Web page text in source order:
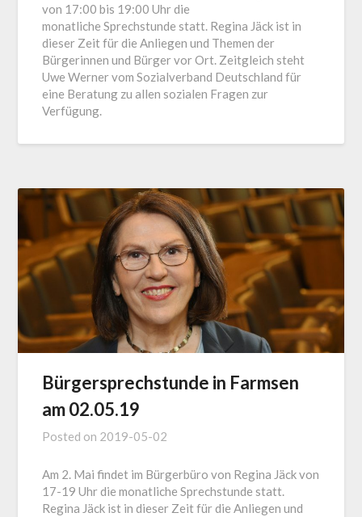
von 17:00 bis 19:00 Uhr die
monatliche Sprechstunde statt. Regina Jäck ist in
dieser Zeit für die Anliegen und Themen der
Bürgerinnen und Bürger vor Ort. Zeitgleich steht
Uwe Werner vom Sozialverband Deutschland für
eine Beratung zu allen sozialen Fragen zur
Verfügung.
Bürgersprechstunde in Farmsen
am 02.05.19
Posted on 2019-05-02
Am 2. Mai findet im Bürgerbüro von Regina Jäck von
17-19 Uhr die monatliche Sprechstunde statt.
Regina Jäck ist in dieser Zeit für die Anliegen und